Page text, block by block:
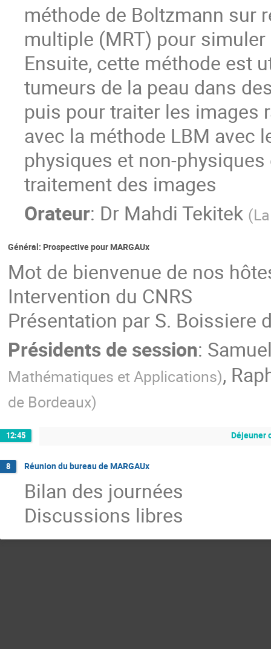
méthode de Boltzmann sur
multiple (MRT) pour
Ensuite, cette méthode est
tumeurs de la peau dans
puis pour traiter les images
avec la méthode LBM avec
physiques et non-
traitement des images
Orateur: Dr Mahdi Tekitek (
Général: Prospective pour MARGAUx
Mot de bienvenue de nos
Intervention du CNRS
Présentation par S. Boissiere
Présidents de session:
Mathématiques et Applications),
de Bordeaux)
12:45 Déjeuner
8 Réunion du bureau de MARGAUx
Bilan des journées
Discussions libres